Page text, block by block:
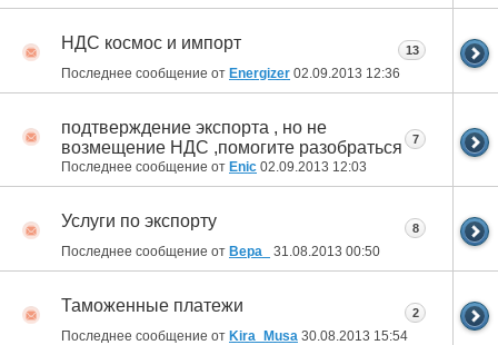
НДС космос и импорт
Последнее сообщение от Energizer 02.09.2013 12:36
13
подтверждение экспорта , но не
возмещение НДС ,помогите разобраться
Последнее сообщение от Enic 02.09.2013 12:03
7
Услуги по экспорту
Последнее сообщение от Вера_ 31.08.2013 00:50
8
Таможенные платежи
Последнее сообщение от Kira_Musa 30.08.2013 15:54
2